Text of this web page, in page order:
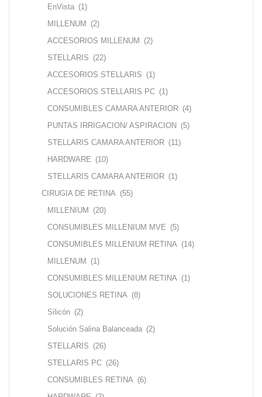
EnVista (1)
MILLENUM (2)
ACCESORIOS MILLENUM (2)
STELLARIS (22)
ACCESORIOS STELLARIS (1)
ACCESORIOS STELLARIS PC (1)
CONSUMIBLES CAMARA ANTERIOR (4)
PUNTAS IRRIGACION/ ASPIRACION (5)
STELLARIS CAMARA ANTERIOR (11)
HARDWARE (10)
STELLARIS CAMARA ANTERIOR (1)
CIRUGIA DE RETINA (55)
MILLENIUM (20)
CONSUMIBLES MILLENIUM MVE (5)
CONSUMIBLES MILLENIUM RETINA (14)
MILLENUM (1)
CONSUMIBLES MILLENIUM RETINA (1)
SOLUCIONES RETINA (8)
Silicón (2)
Solución Salina Balanceada (2)
STELLARIS (26)
STELLARIS PC (26)
CONSUMIBLES RETINA (6)